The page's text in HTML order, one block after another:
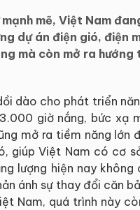
mẽ, Việt Nam
dự án điện gió, điện
mà còn mở ra
dào cho phát triển
giờ nắng, bức xạ
mở ra tiềm năng lớn
giúp Việt Nam có cơ
lượng hiện nay không
ánh sự thay đổi căn
Nam, quá trình này